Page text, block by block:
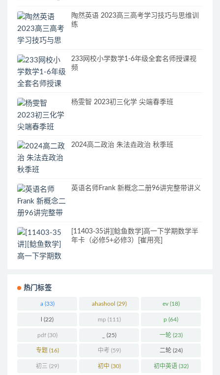
陶然英语 2023高三高考学习技巧与思维训
练
233网校小学数学1-6年级全套名师授课视
频
杨雯智 2023初三化学 尖端春季班
2024高二政治 朱法垚政治 秋季班
英语名师Frank 新概念二册96讲完整带讲义
[11403-35讲][鲶鱼数学]高一下学期数学半
年卡（必修5+必修3）[崔用亮]
热门标签
a(33) ahashool (29) ev(18)
(22) mp (111) p (64)
pdf(30) (25) 一轮(23)
专题(16) 中考 (59) 二轮(24)
初三 (29) 初中 (30) 初中英语(32)